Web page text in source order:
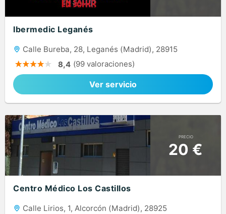
Ibermedic Leganés
Calle Bureba, 28, Leganés (Madrid), 28915
8,4 (99 valoraciones)
Ver servicio
PRECIO
20 €
Centro Médico Los Castillos
Calle Lirios, 1, Alcorcón (Madrid), 28925